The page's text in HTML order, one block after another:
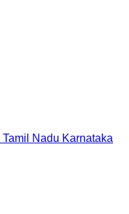
Tamil Nadu Karnataka